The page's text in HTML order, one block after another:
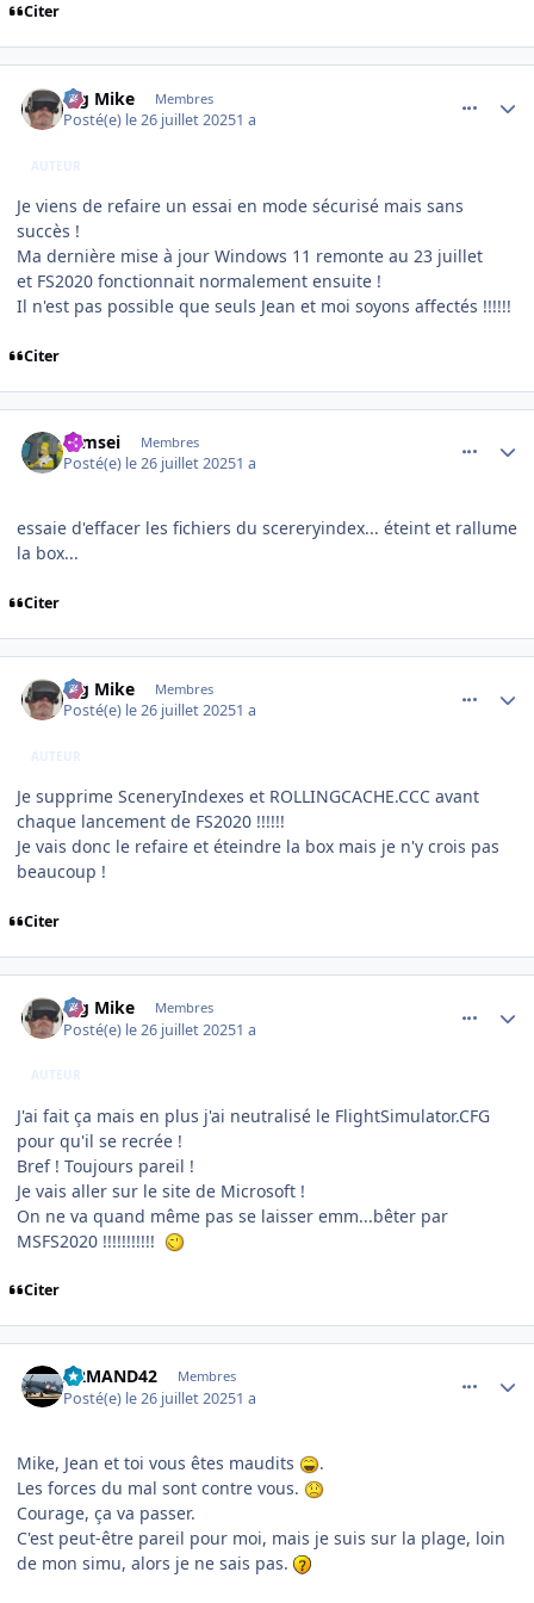
Citer
Big Mike Membres
Posté(e) le 26 juillet 20251 a
AUTEUR
Je viens de refaire un essai en mode sécurisé mais sans
succès !
Ma dernière mise à jour Windows 11 remonte au 23 juillet
et FS2020 fonctionnait normalement ensuite !
Il n'est pas possible que seuls Jean et moi soyons affectés !!!!!!
Citer
symsei Membres
Posté(e) le 26 juillet 20251 a
essaie d'effacer les fichiers du scereryindex... éteint et rallume
la box...
Citer
Big Mike Membres
Posté(e) le 26 juillet 20251 a
AUTEUR
Je supprime SceneryIndexes et ROLLINGCACHE.CCC avant
chaque lancement de FS2020 !!!!!!
Je vais donc le refaire et éteindre la box mais je n'y crois pas
beaucoup !
Citer
Big Mike Membres
Posté(e) le 26 juillet 20251 a
AUTEUR
J'ai fait ça mais en plus j'ai neutralisé le FlightSimulator.CFG
pour qu'il se recrée !
Bref ! Toujours pareil !
Je vais aller sur le site de Microsoft !
On ne va quand même pas se laisser emm...bêter par
MSFS2020 !!!!!!!!!!!
Citer
ARMAND42 Membres
Posté(e) le 26 juillet 20251 a
Mike, Jean et toi vous êtes maudits
.
Les forces du mal sont contre vous.
Courage, ça va passer.
C'est peut-être pareil pour moi, mais je suis sur la plage, loin
de mon simu, alors je ne sais pas.